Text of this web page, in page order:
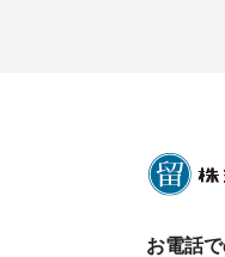
お電話